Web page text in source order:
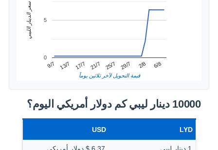
9/7 13/7 17/7 21/7 25/7 29/7 2/8 6/8
0
5
قيمة التحويل لآخر ثلاثين يوماً
سعر الدينار الليبي
10000 دينار ليبي كم دولار أمريكي اليوم؟
LYD
USD